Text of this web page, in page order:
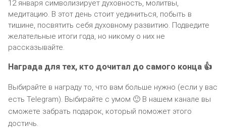
12 января символизирует духовность, молитвы,
медитацию. В этот день стоит уединиться, побыть в
тишине, посвятить себя духовному развитию. Подведите
желательные итоги года, но никому о них не
рассказывайте.
Награда для тех, кто дочитал до самого конца 👍
Выбирайте в награду то, что вам больше нужно (если у вас
есть Telegram). Выбирайте с умом 🙂 В нашем канале вы
сможете забрать подарок, который поможет этого
достичь.